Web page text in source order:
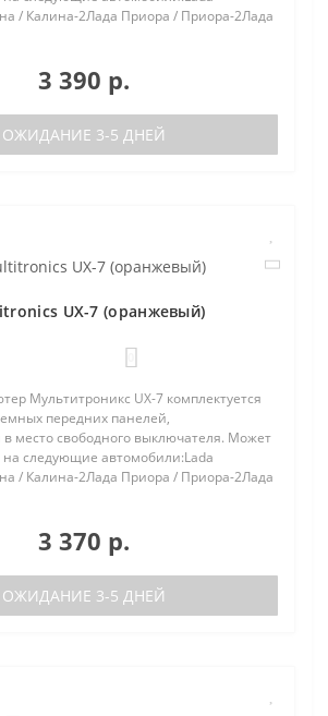
/ Калина-2Лада Приора / Приора-2Лада
3 390 р.
ОЖИДАНИЕ 3-5 ДНЕЙ
UX-7 (оранжевый)
Мультитроникс UX-7 комплектуется
передних панелей,
в место свободного выключателя. Может
на следующие автомобили:Lada
/ Калина-2Лада Приора / Приора-2Лада
3 370 р.
ОЖИДАНИЕ 3-5 ДНЕЙ